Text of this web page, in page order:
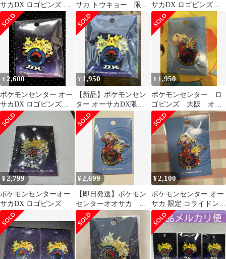
サカDX ロゴピンズ ピ
カチュウ １０個セッ
ト
サカ トウキョー 限定
コライドン ミライド
ン ロゴピンズ
サカDX ロゴピンズ
ポケセンピンバッジ
大阪
¥ 2,600
ポケモンセンター オー
サカDX ロゴピンズ
ポケセンピンバッジ
大阪 限定
¥ 1,950
【新品】ポケモンセン
ター オーサカDX限定
ロゴピンズ ピカチュ
ウ サルノリ
¥ 1,950
ポケモンセンター ロ
ゴピンズ 大阪 オー
サカ コライドン
¥2,799
ポケモンセンターオー
サカDX ロゴピンズ
¥2,699
【即日発送】ポケモン
センターオオサカ ロ
ゴピンズ コライドン ピ
カチュウ
¥2,100
ポケモンセンター オー
サカ 限定 コライドン
ピンバッジ ロゴピンズ
ポケセン